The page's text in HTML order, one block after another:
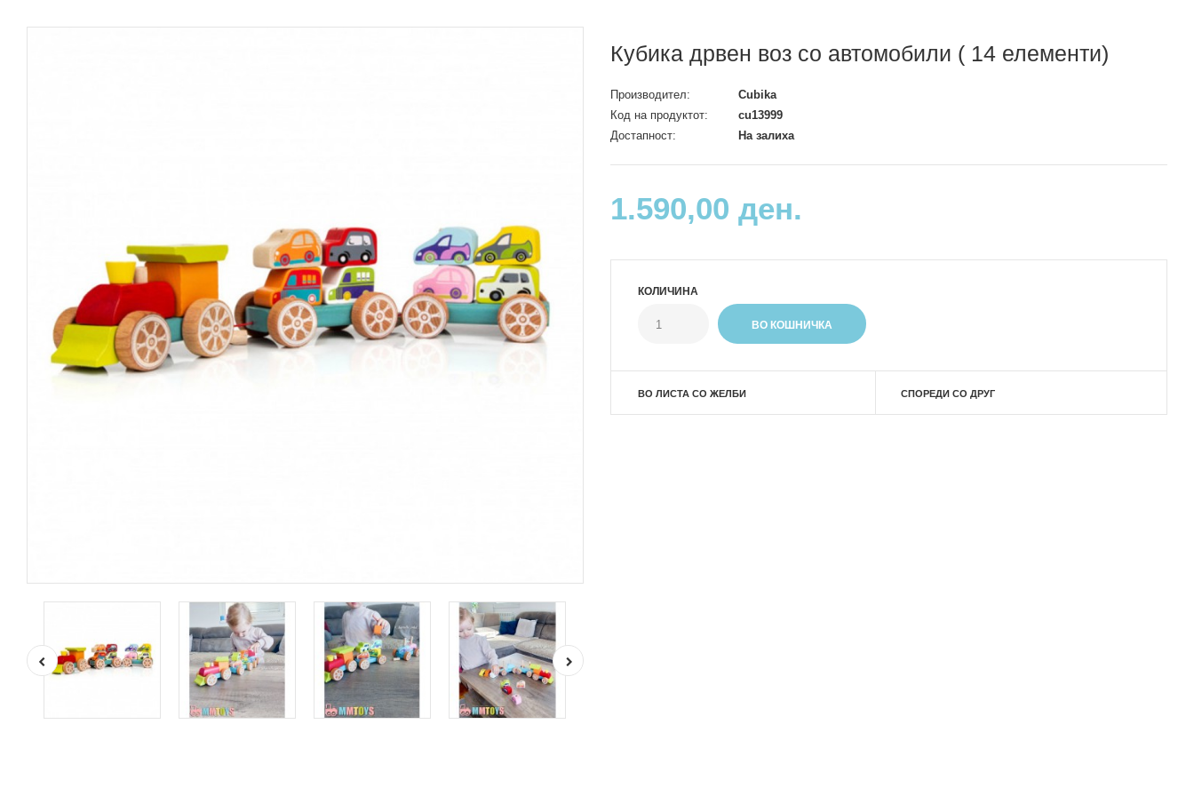
Кубика дрвен воз со автомобили ( 14 елементи)
Производител:
Cubika
Код на продуктот:
cu13999
Достапност:
На залиха
1.590,00 ден.
КОЛИЧИНА
ВО ЛИСТА СО ЖЕЛБИ СПОРЕДИ СО ДРУГ